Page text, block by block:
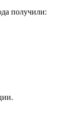
получили: